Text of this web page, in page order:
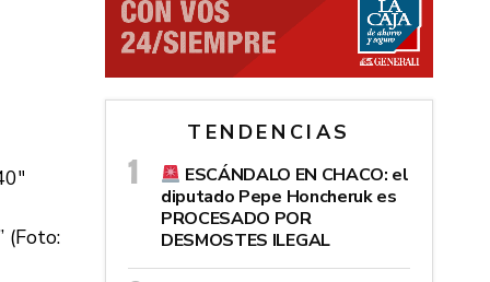
(Foto:
TENDENCIAS
ESCÁNDALO EN CHACO: el
diputado Pepe Honcheruk es
PROCESADO POR
DESMOSTES ILEGAL